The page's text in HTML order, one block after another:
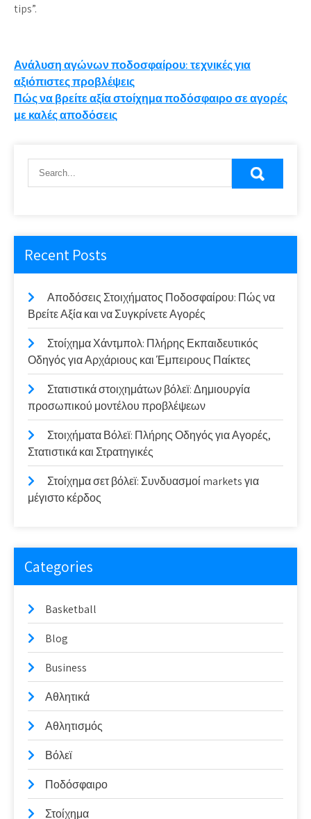
tips”.
Post
navigation
Ανάλυση αγώνων ποδοσφαίρου: τεχνικές για
αξιόπιστες προβλέψεις
Πώς να βρείτε αξία στοίχημα ποδόσφαιρο σε αγορές
με καλές αποδόσεις
Recent Posts
Αποδόσεις Στοιχήματος Ποδοσφαίρου: Πώς να
Βρείτε Αξία και να Συγκρίνετε Αγορές
Στοίχημα Χάντμπολ: Πλήρης Εκπαιδευτικός
Οδηγός για Αρχάριους και Έμπειρους Παίκτες
Στατιστικά στοιχημάτων βόλεϊ: Δημιουργία
προσωπικού μοντέλου προβλέψεων
Στοιχήματα Βόλεϊ: Πλήρης Οδηγός για Αγορές,
Στατιστικά και Στρατηγικές
Στοίχημα σετ βόλεϊ: Συνδυασμοί markets για
μέγιστο κέρδος
Categories
Basketball
Blog
Business
Αθλητικά
Αθλητισμός
Βόλεϊ
Ποδόσφαιρο
Στοίχημα